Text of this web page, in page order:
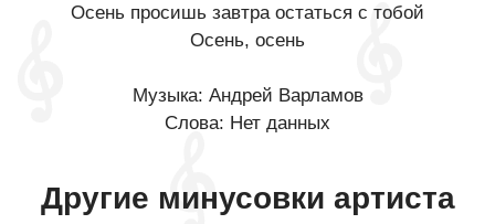
Осень просишь завтра остаться с тобой
Осень, осень
Музыка: Андрей Варламов
Слова: Нет данных
Другие минусовки артиста